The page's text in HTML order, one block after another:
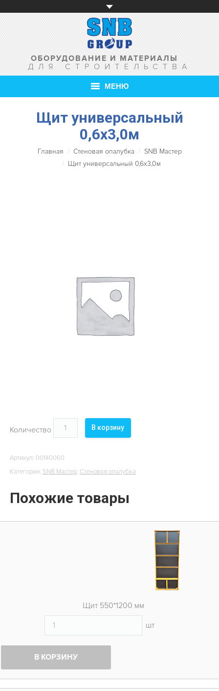
ОБОРУДОВАНИЕ И МАТЕРИАЛЫ
ДЛЯ СТРОИТЕЛЬСТВА
МЕНЮ
О КОМПАНИИ
Щит универсальный
0,6х3,0м
Главная Стеновая опалубка
SNB Мастер
Щит универсальный 0,6х3,0м
Количество В корзину
Артикул: 00140060
Категории: SNB Мастер, Стеновая опалубка
Похожие товары
Щит 550*1200 мм
шт
В КОРЗИНУ